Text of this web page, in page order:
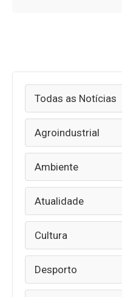
Todas as Notícias
Agroindustrial
Ambiente
Atualidade
Cultura
Desporto